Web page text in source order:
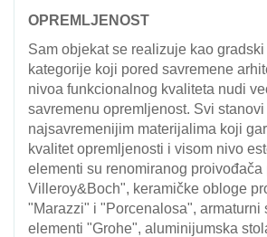
OPREMLJENOST
Sam objekat se realizuje kao
kategorije koji pored savremene
nivoa funkcionalnog kvaliteta nudi
savremenu opremljenost. Svi
najsavremenijim materijalima koji
kvalitet opremljenosti i visom nivo
elementi su renomiranog proivođača
Villeroy&Boch", keramičke obloge
"Marazzi" i "Porcenalosa", armaturni
elementi "Grohe", aluminijumska